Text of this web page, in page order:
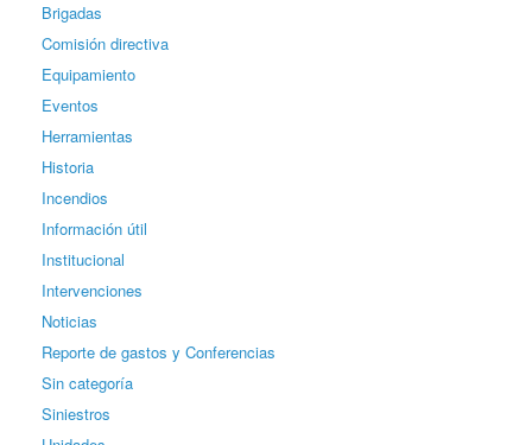
Brigadas
Comisión directiva
Equipamiento
Eventos
Herramientas
Historia
Incendios
Información útil
Institucional
Intervenciones
Noticias
Reporte de gastos y Conferencias
Sin categoría
Siniestros